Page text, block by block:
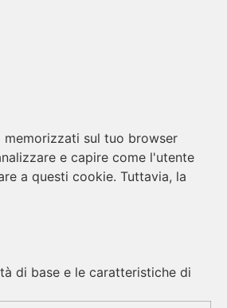
sul tuo browser
e capire come l'utente
a questi cookie. Tuttavia, la
di base e le caratteristiche di